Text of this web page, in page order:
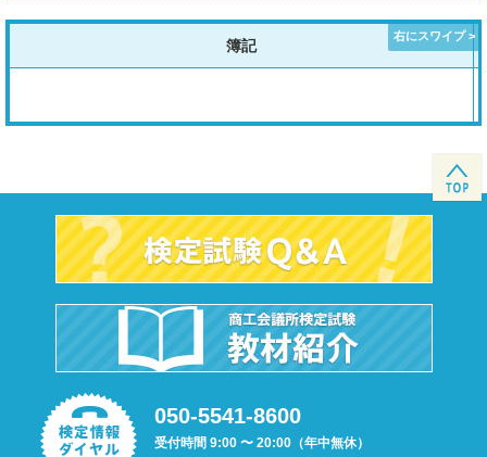
簿記
050-5541-8600
受付時間 9:00 〜 20:00（年中無休）